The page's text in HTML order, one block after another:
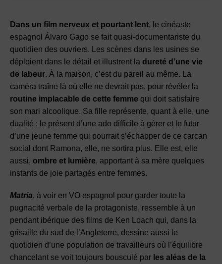
Dans un film nerveux et pourtant lent, le cinéaste
espagnol Álvaro Gago se fait quasi-documentariste du
quotidien des ouvriers. Les scènes dans les usines se
déploient dans le détail et illustrent la dureté d’une vie
de labeur. À la maison, c’est du pareil au même. La
caméra traîne là où elle ne devrait pas, pour révéler la
routine implacable de cette femme qui doit satisfaire
son mari alcoolique. Sa fille représente, quant à elle, une
dualité : le présent d’une ado difficile à gérer et le futur
d’une jeune femme qui pourrait s’échapper de ce carcan
social dont Ramona, elle, ne sortira plus. Elle est, elle
aussi, ombre et lumière, apportant à sa mère quelques
instants de joie partagés entre femmes.
Matria, à voir en VO espagnol pour garder toute la
pugnacité verbale de la protagoniste, ressemble à un
pendant ibérique des films de Ken Loach qui, dans la
grisaille du sud de l’Angleterre, dessine aussi le
quotidien d’une population de travailleurs où l’équilibre
chancelant se voit toujours bousculé par les aléas de la